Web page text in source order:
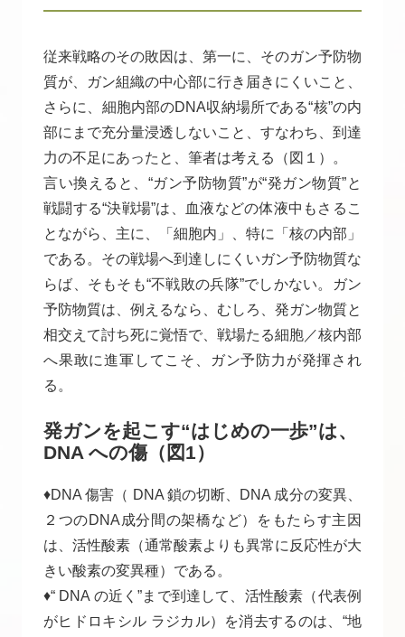
従来戦略のその敗因は、第一に、そのガン予防物
質が、ガン組織の中心部に行き届きにくいこと、
さらに、細胞内部のDNA収納場所である“核”の内
部にまで充分量浸透しないこと、すなわち、到達
力の不足にあったと、筆者は考える（図１）。
言い換えると、“ガン予防物質”が“発ガン物質”と
戦闘する“決戦場”は、血液などの体液中もさるこ
とながら、主に、「細胞内」、特に「核の内部」
である。その戦場へ到達しにくいガン予防物質な
らば、そもそも“不戦敗の兵隊”でしかない。ガン
予防物質は、例えるなら、むしろ、発ガン物質と
相交えて討ち死に覚悟で、戦場たる細胞／核内部
へ果敢に進軍してこそ、ガン予防力が発揮され
る。
発ガンを起こす“はじめの一歩”は、
DNA への傷（図1）
♦DNA 傷害（ DNA 鎖の切断、DNA 成分の変異、
２つのDNA成分間の架橋など）をもたらす主因
は、活性酸素（通常酸素よりも異常に反応性が大
きい酸素の変異種）である。
♦“ DNA の近く”まで到達して、活性酸素（代表例
がヒドロキシル ラジカル）を消去するのは、“地